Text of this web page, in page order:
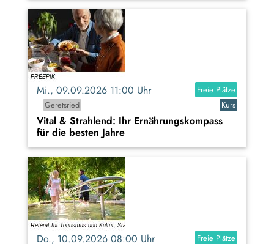
Mi., 09.09.2026 11:00 Uhr
Freie Plätze
Geretsried
Kurs
Vital & Strahlend: Ihr Ernährungskompass
für die besten Jahre
Do., 10.09.2026 08:00 Uhr Freie Plätze